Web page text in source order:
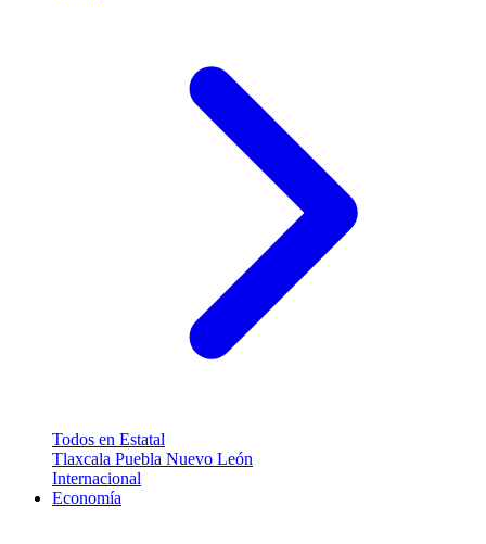
Todos en Estatal
Tlaxcala Puebla Nuevo León
Internacional
Economía